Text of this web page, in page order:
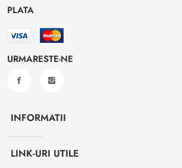
PLATA
URMARESTE-NE
INFORMATII
LINK-URI UTILE